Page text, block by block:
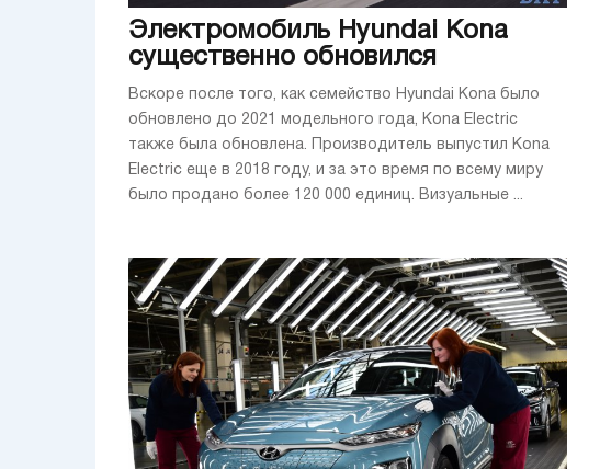
Электромобиль Hyundai Kona
существенно обновился
Вскоре после того, как семейство Hyundai Kona было
обновлено до 2021 модельного года, Kona Electric
также была обновлена. Производитель выпустил Kona
Electric еще в 2018 году, и за это время по всему миру
было продано более 120 000 единиц. Визуальные ...